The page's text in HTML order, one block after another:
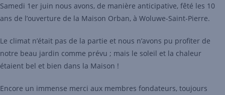
Samedi 1er juin nous avons, de manière anticipative, fêté les 10
ans de l’ouverture de la Maison Orban, à Woluwe-Saint-Pierre.
Le climat n’était pas de la partie et nous n’avons pu profiter de
notre beau jardin comme prévu ; mais le soleil et la chaleur
étaient bel et bien dans la Maison !
Encore un immense merci aux membres fondateurs, toujours